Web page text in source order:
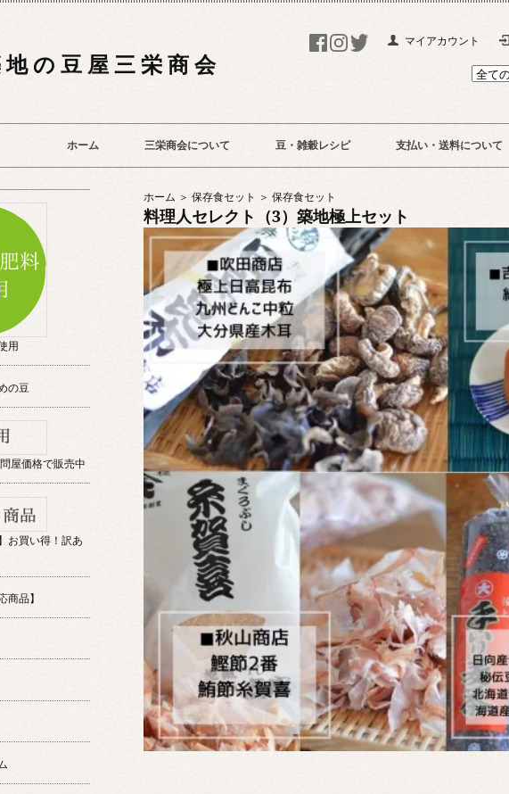
マイアカウント
地 の 豆 屋 三 栄 商 会
ホーム 三栄商会について 豆・雑穀レシピ 支払い・送料について
ホーム ＞ 保存食セット ＞ 保存食セット
料理人セレクト（3）築地極上セット
用
の豆
屋価格で販売中
お買い得！訳あ
商品】